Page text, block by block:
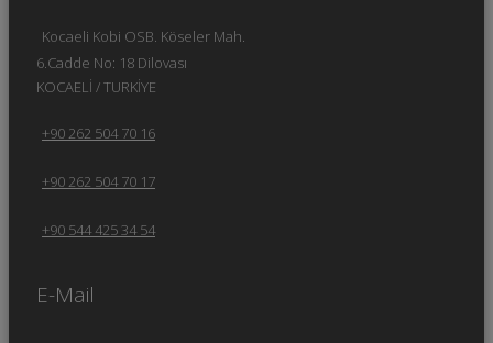
Kocaeli Kobi OSB. Köseler Mah.
6.Cadde No: 18 Dilovası
KOCAELİ / TURKİYE
+90 262 504 70 16
+90 262 504 70 17
+90 544 425 34 54
E-Mail